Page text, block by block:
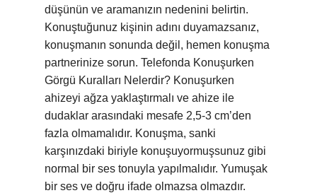
düşünün ve aramanızın nedenini belirtin.
Konuştuğunuz kişinin adını duyamazsanız,
konuşmanın sonunda değil, hemen konuşma
partnerinize sorun. Telefonda Konuşurken
Görgü Kuralları Nelerdir? Konuşurken
ahizeyi ağza yaklaştırmalı ve ahize ile
dudaklar arasındaki mesafe 2,5-3 cm’den
fazla olmamalıdır. Konuşma, sanki
karşınızdaki biriyle konuşuyormuşsunuz gibi
normal bir ses tonuyla yapılmalıdır. Yumuşak
bir ses ve doğru ifade olmazsa olmazdır.